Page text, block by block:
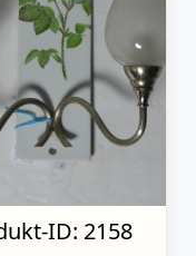
ID: 2158